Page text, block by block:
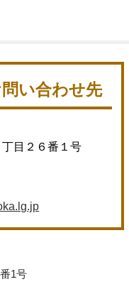
い合わせ先
目２６番１号
1号